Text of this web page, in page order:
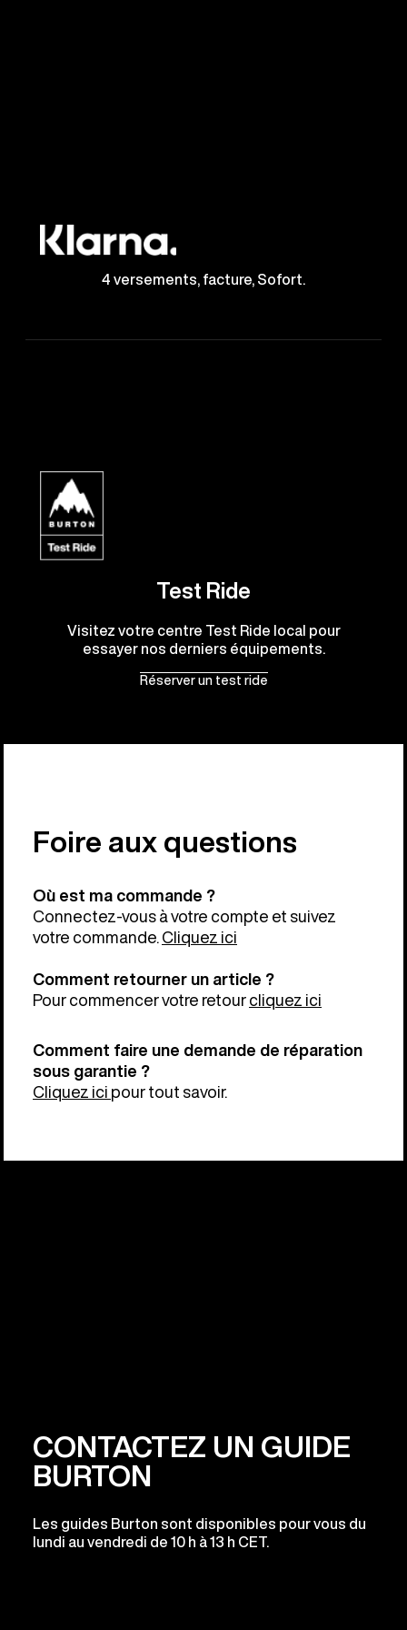
4 versements, facture, Sofort.
Test Ride
Visitez votre centre Test Ride local pour
essayer nos derniers équipements.
Réserver un test ride
Foire aux questions
Où est ma commande ?
Connectez-vous à votre compte et suivez
votre commande. Cliquez ici
Comment retourner un article ?
Pour commencer votre retour cliquez ici
Comment faire une demande de réparation
sous garantie ?
Cliquez ici pour tout savoir.
CONTACTEZ UN GUIDE
BURTON
Les guides Burton sont disponibles pour vous du
lundi au vendredi de 10 h à 13 h CET.